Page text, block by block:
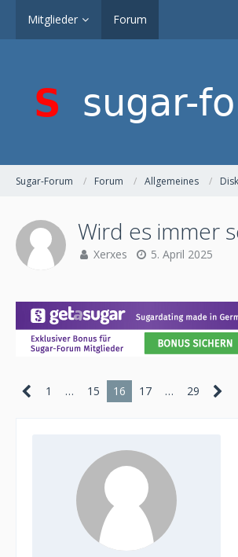
Mitglieder Forum
Sugar-Forum Forum Allgemeines
Wird es immer
Xerxes 5. April 2025
1 … 15 16 17 … 29